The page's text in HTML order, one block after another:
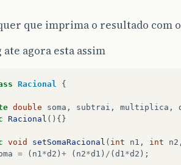
que imprima o resultado com
agora esta assim
Racional {
double soma , subtrai , multiplica ,
Racional (){}
void setSomaRacional ( int n1 , int n2
= ( n1 *d2 ) + ( n2*d1 ) / ( d1 *d2 );